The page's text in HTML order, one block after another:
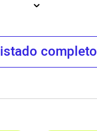
completo